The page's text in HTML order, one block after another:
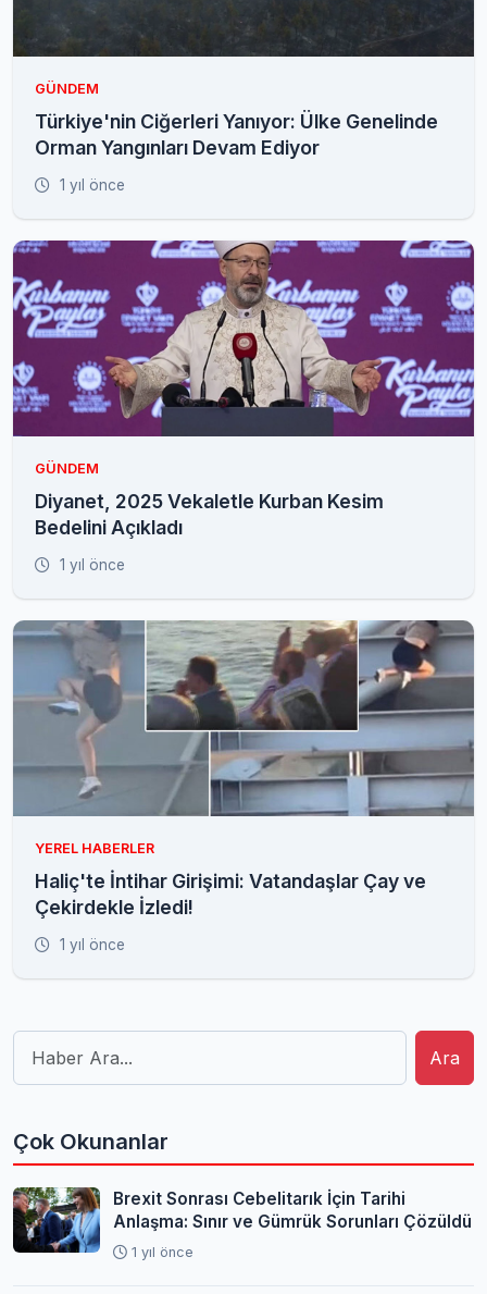
GÜNDEM
Türkiye'nin Ciğerleri Yanıyor: Ülke Genelinde
Orman Yangınları Devam Ediyor
1 yıl önce
GÜNDEM
Diyanet, 2025 Vekaletle Kurban Kesim
Bedelini Açıkladı
1 yıl önce
YEREL HABERLER
Haliç'te İntihar Girişimi: Vatandaşlar Çay ve
Çekirdekle İzledi!
1 yıl önce
Ara
Çok Okunanlar
Brexit Sonrası Cebelitarık İçin Tarihi
Anlaşma: Sınır ve Gümrük Sorunları Çözüldü
1 yıl önce